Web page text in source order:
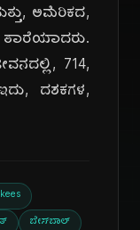
ಅಮೆರಿಕದ,
ತಾರೆಯಾದರು.
714,
ದಶಕಗಳ,
ಬೇಸ್‌ಬಾಲ್